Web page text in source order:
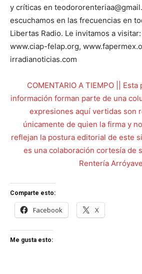
y críticas en
escuchamos en las frecuencias en
Libertas Radio. Le invitamos a
www.ciap-felap.org,
irradianoticias.com
COMENTARIO A TIEMPO ||
información forman parte de una
expresiones aquí vertidas son
únicamente de quien la firma y
reflejan la postura editorial de este
es una colaboración cortesía de
Rentería
Comparte esto:
Facebook X
Me gusta esto: